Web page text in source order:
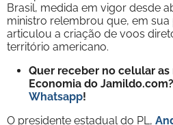
Brasil, medida em vigor desde
ministro relembrou que, em sua
articulou a criação de voos
território americano.
Quer receber no celular
Economia do
Whatsapp!
O presidente estadual do PL,